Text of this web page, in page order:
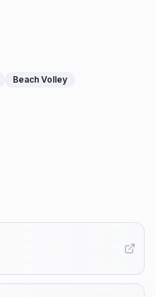
Beach Volley